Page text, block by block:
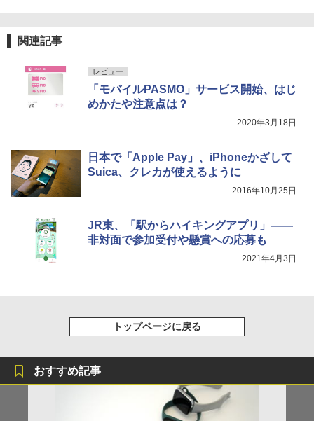
関連記事
レビュー
「モバイルPASMO」サービス開始、はじ
めかたや注意点は？
2020年3月18日
日本で「Apple Pay」、iPhoneかざして
Suica、クレカが使えるように
2016年10月25日
JR東、「駅からハイキングアプリ」――
非対面で参加受付や懸賞への応募も
2021年4月3日
トップページに戻る
おすすめ記事